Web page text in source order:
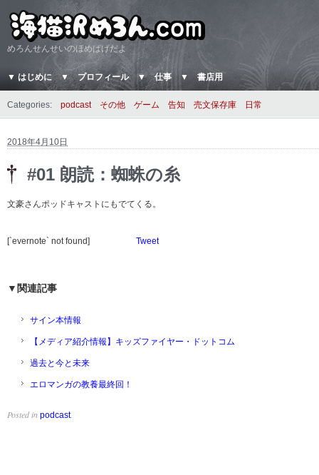
めろんせんせいのほめぱげだよ
▼ はじめに ▼ プロフィール ▼ 仕事 ▼ 書店用
Categories: podcast その他 ゲーム 告知 売文保存庫 日常
2018年4月10日
#01 朗読：蜘蛛の糸
文豪さんポッドキャストにもでてくる。
[`evernote` not found] Tweet
▼関連記事
サイン本情報
【メディア紹介情報】キッズファイヤー・ドットコム
過去と今と未来
エロマンガの教養最終回！
Posted in podcast.